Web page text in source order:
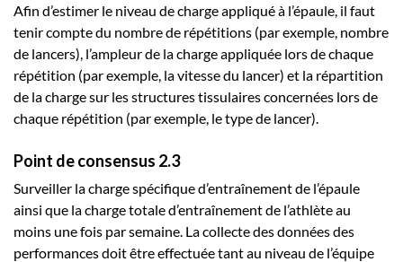
Afin d’estimer le niveau de charge appliqué à l’épaule, il faut
tenir compte du nombre de répétitions (par exemple, nombre
de lancers), l’ampleur de la charge appliquée lors de chaque
répétition (par exemple, la vitesse du lancer) et la répartition
de la charge sur les structures tissulaires concernées lors de
chaque répétition (par exemple, le type de lancer).
Point de consensus 2.3
Surveiller la charge spécifique d’entraînement de l’épaule
ainsi que la charge totale d’entraînement de l’athlète au
moins une fois par semaine. La collecte des données des
performances doit être effectuée tant au niveau de l’équipe